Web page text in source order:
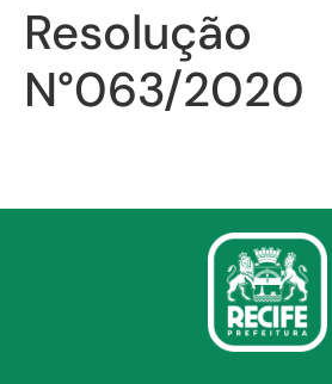
Resolução
N°063/2020